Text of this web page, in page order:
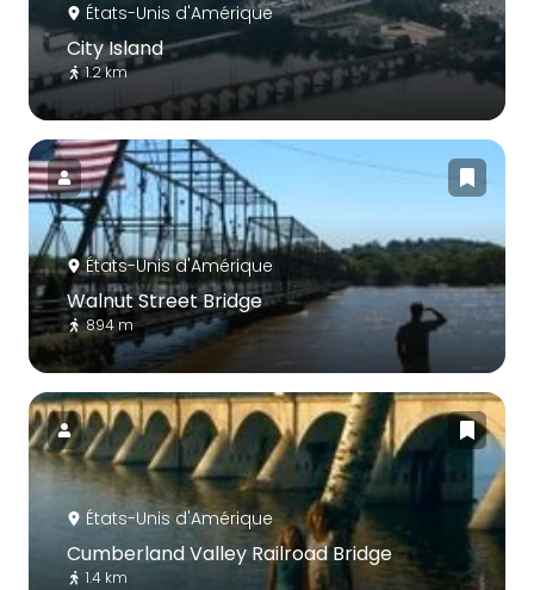
États-Unis d'Amérique
City Island
1.2 km
États-Unis d'Amérique
Walnut Street Bridge
894 m
États-Unis d'Amérique
Cumberland Valley Railroad Bridge
1.4 km